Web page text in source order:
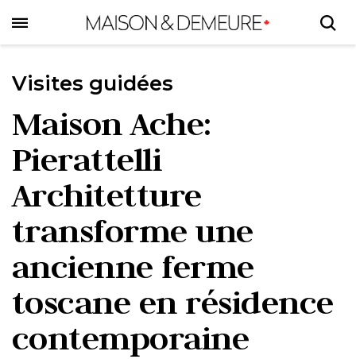
to
main
content
Visites guidées
Maison Ache:
Pierattelli
Architetture
transforme une
ancienne ferme
toscane en résidence
contemporaine